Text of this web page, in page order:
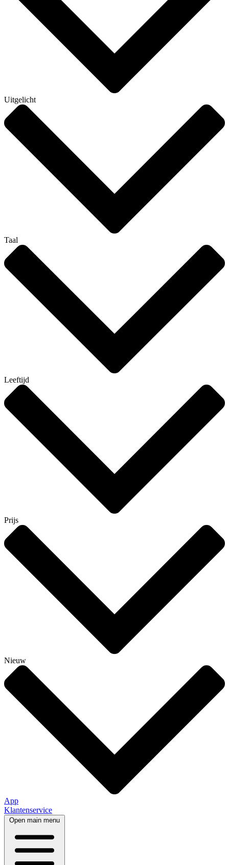
Uitgelicht
Taal
Leeftijd
Prijs
Nieuw
App
Klantenservice
Open main menu